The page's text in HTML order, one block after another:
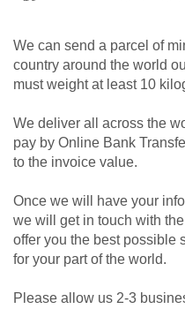
We can send a parcel of
country around the world
must weight at least 10
We deliver all across the
pay by Online Bank
to the invoice value.
Once we will have your
we will get in touch with
offer you the best possible
for your part of the world.
Please allow us 2-3